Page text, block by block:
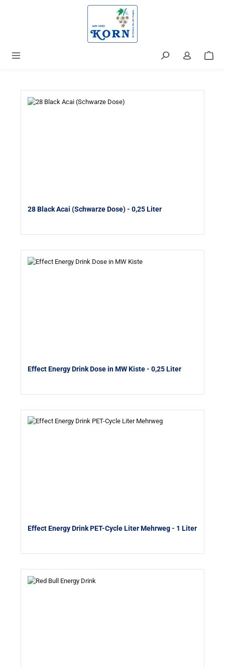
28 Black Acai (Schwarze Dose)- 0,25 Liter
Effect Energy Drink Dose in MW Kiste- 0,25 Liter
Effect Energy Drink PET-Cycle Liter Mehrweg- 1 Liter